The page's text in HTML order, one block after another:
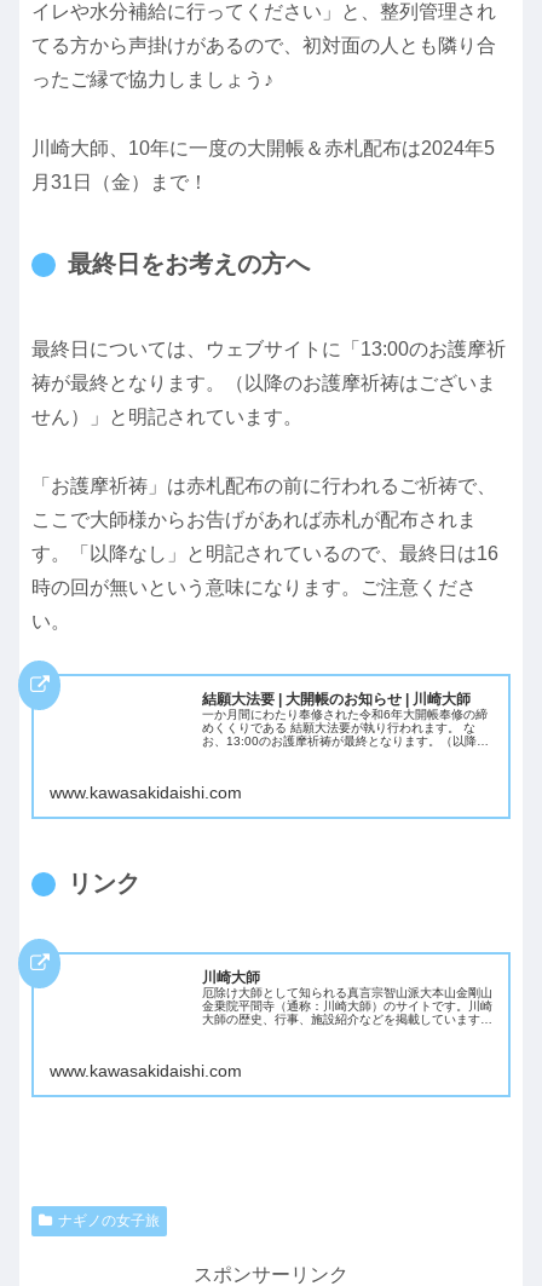
イレや水分補給に行ってください」と、整列管理され
てる方から声掛けがあるので、初対面の人とも隣り合
ったご縁で協力しましょう♪
川崎大師、10年に一度の大開帳＆赤札配布は2024年5
月31日（金）まで！
最終日をお考えの方へ
最終日については、ウェブサイトに「13:00のお護摩祈
祷が最終となります。（以降のお護摩祈祷はございま
せん）」と明記されています。
「お護摩祈祷」は赤札配布の前に行われるご祈祷で、
ここで大師様からお告げがあれば赤札が配布されま
す。「以降なし」と明記されているので、最終日は16
時の回が無いという意味になります。ご注意くださ
い。
結願大法要 | 大開帳のお知らせ | 川崎大師
一か月間にわたり奉修された令和6年大開帳奉修の締
めくくりである 結願大法要が執り行われます。 な
お、13:00のお護摩祈祷が最終となります。（以降の
www.kawasakidaishi.com
リンク
川崎大師
厄除け大師として知られる真言宗智山派大本山金剛山
金乗院平間寺（通称：川崎大師）のサイトです。川崎
大師の歴史、行事、施設紹介などを掲載しています。
www.kawasakidaishi.com
ナギノの女子旅
スポンサーリンク